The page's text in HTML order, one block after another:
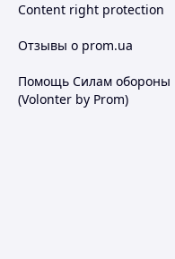
Content right protection
Отзывы о prom.ua
Помощь Силам обороны
(Volonter by Prom)